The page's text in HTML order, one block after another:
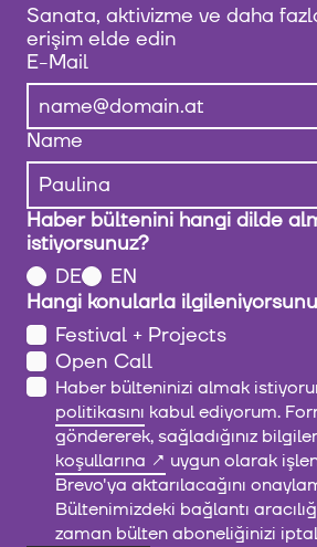
Sanata, aktivizme ve daha
erişim elde edin
E-Mail
Name
Haber bültenini hangi dilde
istiyorsunuz?
DE
EN
Hangi konularla
Festival + Projects
Open Call
Haber bülteninizi almak
politikasını kabul ediyorum.
göndererek, sağladığınız
koşullarına
uygun olarak
Brevo'ya aktarılacağını
Bültenimizdeki bağlantı
zaman bülten aboneliğinizi